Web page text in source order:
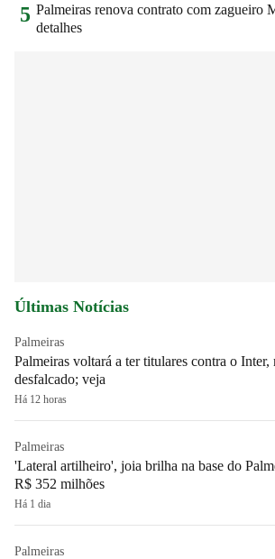
5 Palmeiras renova contrato com zagueiro
detalhes
Últimas Notícias
Palmeiras
Palmeiras voltará a ter titulares contra o Inter,
desfalcado; veja
Há 12 horas
Palmeiras
'Lateral artilheiro', joia brilha na base do
R$ 352 milhões
Há 1 dia
Palmeiras